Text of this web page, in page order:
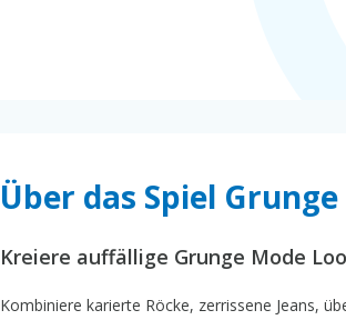
Über das Spiel
Kreiere auffällige Grunge Mode
Kombiniere karierte Röcke, zerrissene Jeans,